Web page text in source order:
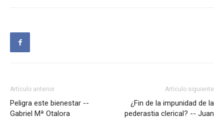
Artículo anterior
Peligra este bienestar --
Gabriel Mª Otalora
Artículo siguiente
¿Fin de la impunidad de la
pederastia clerical? -- Juan